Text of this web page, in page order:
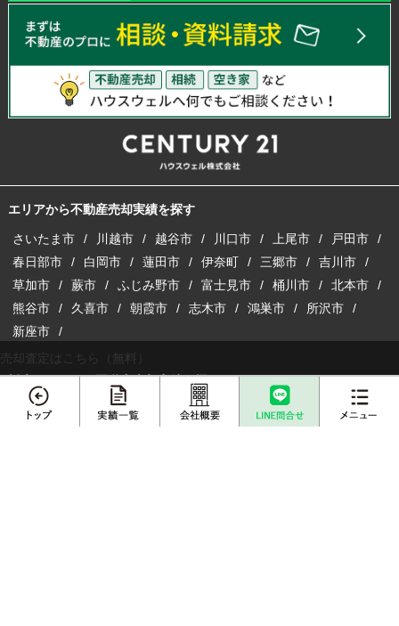
エリアから不動産売却実績を探す
さいたま市 川越市 越谷市 川口市 上尾市
戸田市
春日部市
白岡市 蓮田市 伊奈町 三郷市
吉川市
草加市
蕨市 ふじみ野市 富士見市 桶川市
北本市
熊谷市
久喜市 朝霞市 志木市 鴻巣市
所沢市
新座市
栃木エリアから不動産売却実績を探す
栃木県 宇都宮市 鹿沼市 下野市
売却査定はこちら（無料）